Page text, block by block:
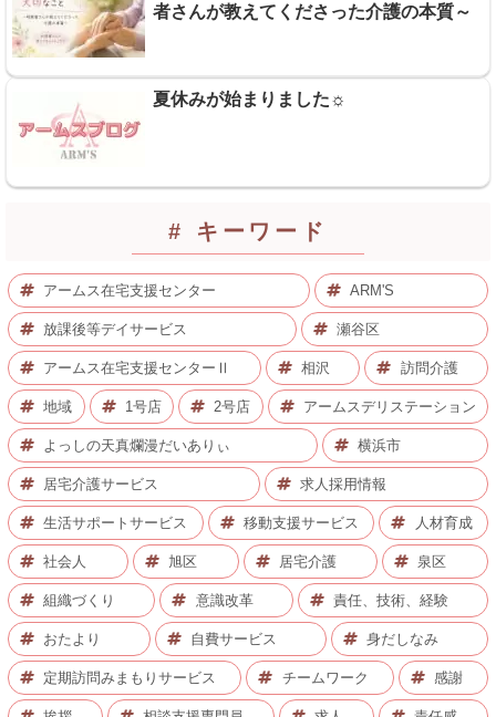
者さんが教えてくださった介護の本質～
夏休みが始まりました☼
# キーワード
アームス在宅支援センター ARM'S
放課後等デイサービス 瀬谷区
アームス在宅支援センターⅡ 相沢 訪問介護
地域 1号店 2号店 アームスデリステーション
よっしの天真爛漫だいありぃ 横浜市
居宅介護サービス 求人採用情報
生活サポートサービス 移動支援サービス 人材育成
社会人 旭区 居宅介護 泉区
組織づくり 意識改革 責任、技術、経験
おたより 自費サービス 身だしなみ
定期訪問みまもりサービス チームワーク 感謝